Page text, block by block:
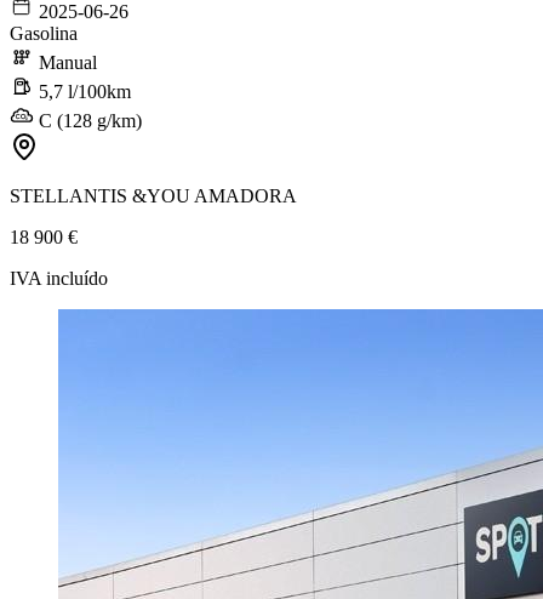
2025-06-26
Gasolina
Manual
5,7 l/100km
C (128 g/km)
STELLANTIS &YOU AMADORA
18 900 €
IVA incluído